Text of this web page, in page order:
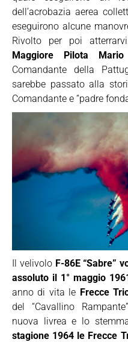
dell’acrobazia aerea
eseguirono alcune
Rivolto per poi
Maggiore Pilota Mario
Comandante della
sarebbe passato alla
Comandante e “padre
Il velivolo F-86E “Sabre”
assoluto il 1° maggio
anno di vita le Frecce
del “Cavallino
nuova livrea e lo
stagione 1964 le Frecce